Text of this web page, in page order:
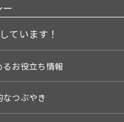
ています！
お役立ち情報
つぶやき